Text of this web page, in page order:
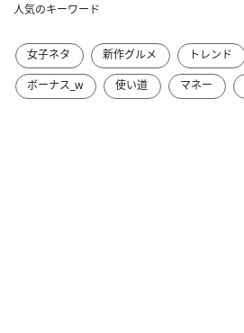
人気のキーワード
女子ネタ 新作グルメ トレンド
ボーナス_w
使い道 マネー